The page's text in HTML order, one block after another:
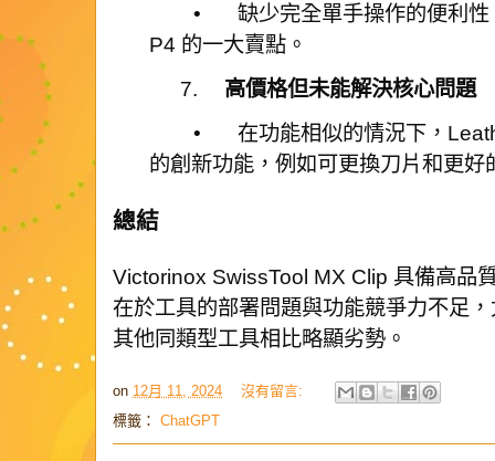
•
缺少完全單手操作的便利
P4 的一大賣點。
7.
高價格但未能解決核心問題
•
在功能相似的情況下，
的創新功能，例如可更換刀片和更好
總結
Victorinox SwissTool MX Clip 具備高品
在於工具的部署問題與功能競爭力不足
其他同類型工具相比略顯劣勢。
on 12月 11, 2024
沒有留言:
標籤： ChatGPT